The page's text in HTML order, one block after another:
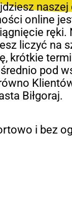
naszej
online
ręki.
liczyć na
krótkie
pod
Biłgoraj.
i bez